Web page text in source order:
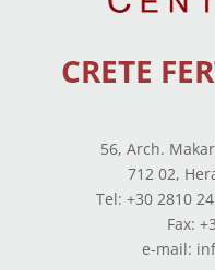
CRETE
56, Arch.
712 02,
Tel: +30 2810
Fax:
e-mail: